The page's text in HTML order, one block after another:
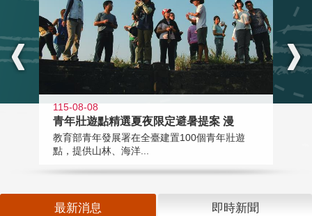
115-08-08
青年壯遊點精選夏夜限定避暑提案 漫
教育部青年發展署在全臺建置100個青年壯遊
點，提供山林、海洋...
最新消息 即時新聞